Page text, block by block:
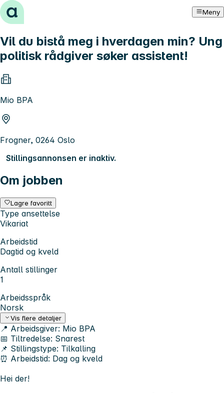
Hopp til innhold Meny
Vil du bistå meg i hverdagen min? Ung
politisk rådgiver søker assistent!
Mio BPA
Frogner, 0264 Oslo
Stillingsannonsen er inaktiv.
Om jobben
Lagre favoritt
Type ansettelse
Vikariat
Arbeidstid
Dagtid og kveld
Antall stillinger
1
Arbeidsspråk
Norsk
Vis flere detaljer
📍 Arbeidsgiver: Mio BPA
📅 Tiltredelse: Snarest
📌 Stillingstype: Tilkalling
⏰ Arbeidstid: Dag og kveld
Hei der!